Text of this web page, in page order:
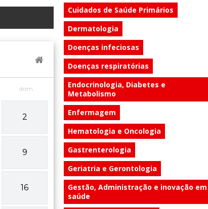
dom.
2
9
16
Cuidados de Saúde Primários
Dermatologia
Doenças infeciosas
Doenças respiratórias
Endocrinologia, Diabetes e
Metabolismo
Enfermagem
Hematologia e Oncologia
Gastrenterologia
Geriatria e Gerontologia
Gestão, Administração e inovação em
saúde